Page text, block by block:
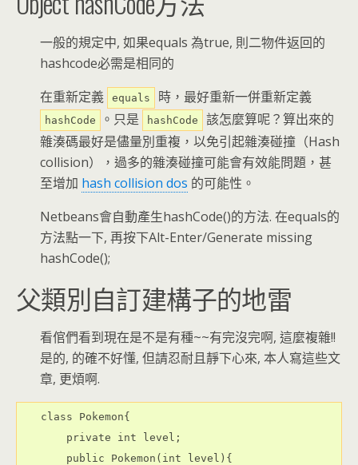
一般的規定中, 如果equals 為true, 則二物件返回的
hashcode必需是相同的
在重新定義
equals 時，最好重新一併重新定義
hashCode 。只是 hashCode
該怎麼算呢？算出來的
雜湊碼最好是儘量別重複，以免引起雜湊碰撞（Hash
collision），過多的雜湊碰撞可能會有效能問題，甚
至增加 hash collision dos 的可能性。
Netbeans會自動產生hashCode()的方法. 在equals的
方法點一下, 再按下Alt-Enter/Generate missing
hashCode();
父類別自訂建構子的地雷
看倌們看到現在是不是有種~~有完沒完啊, 這麼複雜!!
是的, 的確不好懂, 但請忍耐且靜下心來, 本人寫這些文
章, 更煩啊.
class Pokemon{
    private int level;
    public Pokemon(int level){